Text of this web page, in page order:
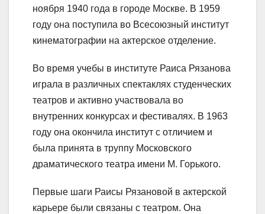
ноября 1940 года в городе Москве. В 1959
году она поступила во Всесоюзный институт
кинематографии на актерское отделение.
Во время учебы в институте Раиса Рязанова
играла в различных спектаклях студенческих
театров и активно участвовала во
внутренних конкурсах и фестивалях. В 1963
году она окончила институт с отличием и
была принята в труппу Московского
драматического театра имени М. Горького.
Первые шаги Раисы Рязановой в актерской
карьере были связаны с театром. Она